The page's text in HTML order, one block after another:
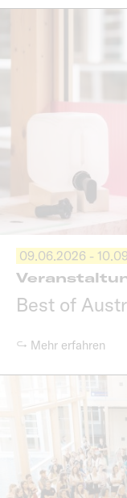
09.06.2026 -
Best of
↪ Mehr erfahren